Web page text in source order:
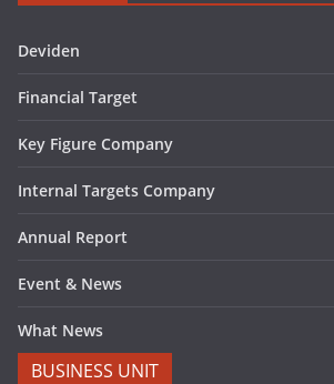
Deviden
Financial Target
Key Figure Company
Internal Targets Company
Annual Report
Event & News
What News
BUSINESS UNIT